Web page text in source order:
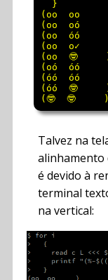
  }
(oo  oo
(oo  oó
(oo  óó
(oo  o✓
(oo  🤓
(oó  óó
(óó  óó
(óó  🤓
Talvez na
alinhamento
é devido à
terminal
na vertical: